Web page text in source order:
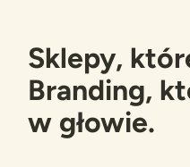
Sklepy,
Branding,
w głowie.